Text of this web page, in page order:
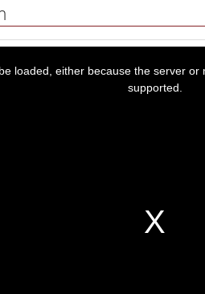
Aus Berlin
Aus dem Bundestag
loaded, either because the server
supported.